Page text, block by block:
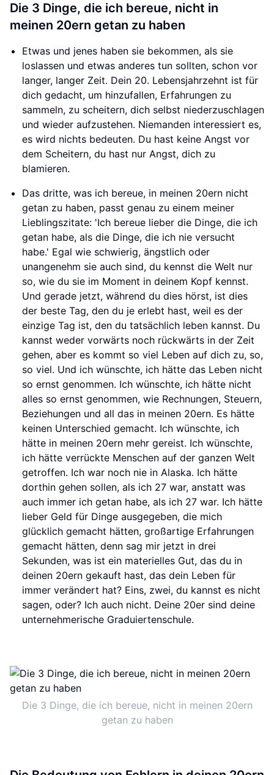
Die 3 Dinge, die ich bereue, nicht in
meinen 20ern getan zu haben
Etwas und jenes haben sie bekommen, als sie
loslassen und etwas anderes tun sollten, schon vor
langer, langer Zeit. Dein 20. Lebensjahrzehnt ist für
dich gedacht, um hinzufallen, Erfahrungen zu
sammeln, zu scheitern, dich selbst niederzuschlagen
und wieder aufzustehen. Niemanden interessiert es,
es wird nichts bedeuten. Du hast keine Angst vor
dem Scheitern, du hast nur Angst, dich zu
blamieren.
Das dritte, was ich bereue, in meinen 20ern nicht
getan zu haben, passt genau zu einem meiner
Lieblingszitate: 'Ich bereue lieber die Dinge, die ich
getan habe, als die Dinge, die ich nie versucht
habe.' Egal wie schwierig, ängstlich oder
unangenehm sie auch sind, du kennst die Welt nur
so, wie du sie im Moment in deinem Kopf kennst.
Und gerade jetzt, während du dies hörst, ist dies
der beste Tag, den du je erlebt hast, weil es der
einzige Tag ist, den du tatsächlich leben kannst. Du
kannst weder vorwärts noch rückwärts in der Zeit
gehen, aber es kommt so viel Leben auf dich zu, so,
so viel. Und ich wünschte, ich hätte das Leben nicht
so ernst genommen. Ich wünschte, ich hätte nicht
alles so ernst genommen, wie Rechnungen, Steuern,
Beziehungen und all das in meinen 20ern. Es hätte
keinen Unterschied gemacht. Ich wünschte, ich
hätte in meinen 20ern mehr gereist. Ich wünschte,
ich hätte verrückte Menschen auf der ganzen Welt
getroffen. Ich war noch nie in Alaska. Ich hätte
dorthin gehen sollen, als ich 27 war, anstatt was
auch immer ich getan habe, als ich 27 war. Ich hätte
lieber Geld für Dinge ausgegeben, die mich
glücklich gemacht hätten, großartige Erfahrungen
gemacht hätten, denn sag mir jetzt in drei
Sekunden, was ist ein materielles Gut, das du in
deinen 20ern gekauft hast, das dein Leben für
immer verändert hat? Eins, zwei, du kannst es nicht
sagen, oder? Ich auch nicht. Deine 20er sind deine
unternehmerische Graduiertenschule.
Die 3 Dinge, die ich bereue, nicht in meinen 20ern
getan zu haben